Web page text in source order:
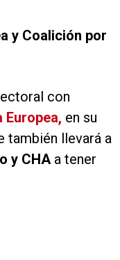
y Coalición por
con
Europea, en su
también llevará a
y CHAa tener